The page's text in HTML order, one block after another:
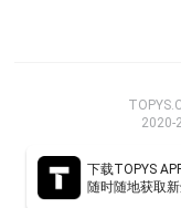
下载TOPYS
随时随地获取
2020-